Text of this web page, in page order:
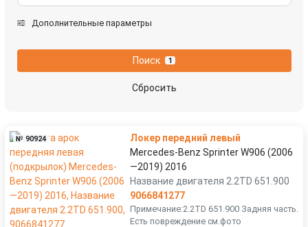
Дополнительные параметры
Поиск 1
Сбросить
№ 90924
Локер передний левый
Mercedes-Benz Sprinter W906 (2006
—2019) 2016
Название двигателя 2.2TD 651.900
9066841277
Примечание:2.2TD 651.900 Задняя часть.
Есть повреждение см.фото